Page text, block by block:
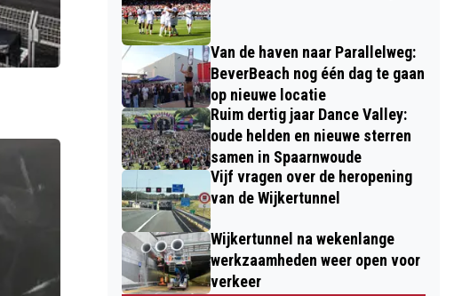
Van de haven naar Parallelweg:
BeverBeach nog één dag te gaan
op nieuwe locatie
Ruim dertig jaar Dance Valley:
oude helden en nieuwe sterren
samen in Spaarnwoude
Vijf vragen over de heropening
van de Wijkertunnel
Wijkertunnel na wekenlange
werkzaamheden weer open voor
verkeer